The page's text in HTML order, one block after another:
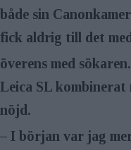
både sin
fick aldrig till det
överens med
Leica SL
nöjd.
– I början var jag